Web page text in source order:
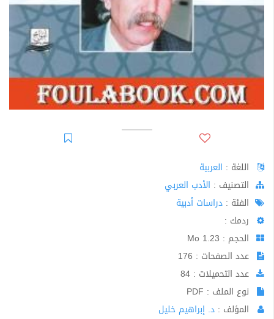
اللغة : العربية
اﻟﺘﺼﻨﻴﻒ : الأدب العربي
الفئة : دراسات أدبية
ردمك :
الحجم : 1.23 Mo
عدد الصفحات : 176
عدد التحميلات : 84
نوع الملف : PDF
المؤلف : د. إبراهيم خليل